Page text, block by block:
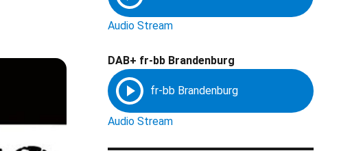
Audio Stream
DAB+ fr-bb Brandenburg
Audio Stream